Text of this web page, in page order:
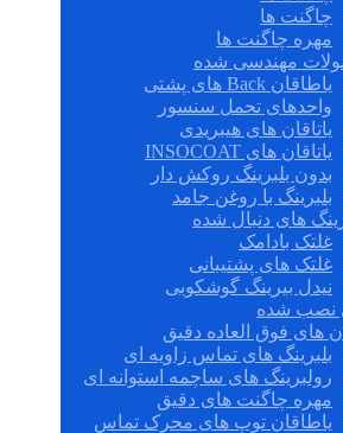
چاگنت ها
مهره چاگنت ها
مهندسی شده
یاطاقان Back های پشتی
واحدهای تحمل سنسور
یاتاقان های هیبریدی
یاتاقان های INSOCOAT
بدون بلبرینگ روکش دار
بلبرینگ با روغن جامد
های دنبال شده
غلتک بادامک
غلتک های پشتیبانی
نیدل بیرینگ گوشکوبی
نصب شده
های فوق العاده دقیق
بلبرینگ های تماس زاویه ای
رولبرینگ های ساچمه استوانه ای
مهره چاگنت های دقیق
یاطاقان توپ های محرک تماس